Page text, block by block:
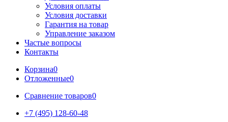
Условия оплаты
Условия доставки
Гарантия на товар
Управление заказом
Частые вопросы
Контакты
Корзина0
Отложенные0
Сравнение товаров0
+7 (495) 128-60-48